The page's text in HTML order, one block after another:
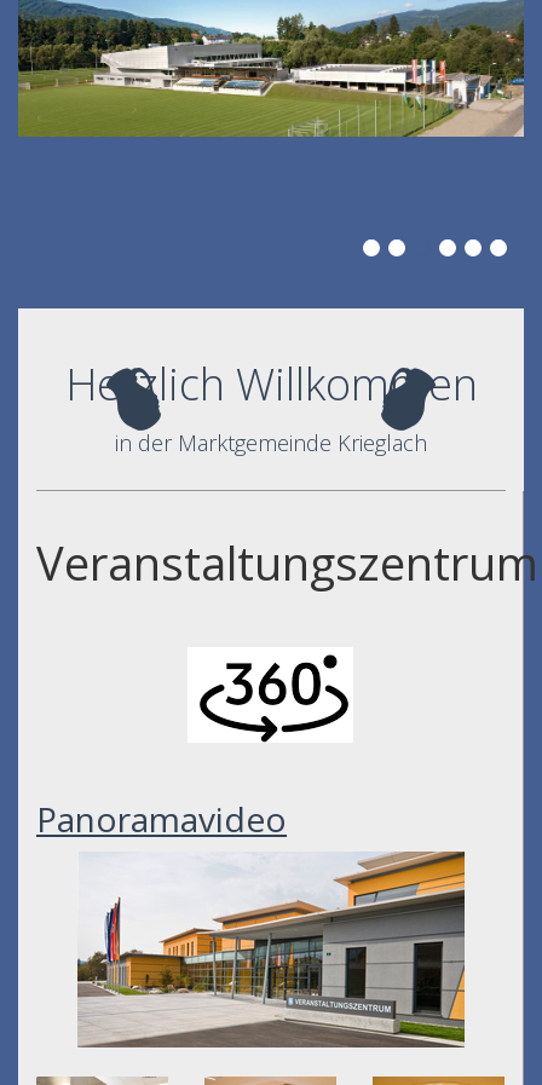
Herzlich Willkommen
in der Marktgemeinde Krieglach
Veranstaltungszentrum
Panoramavideo